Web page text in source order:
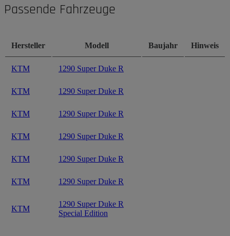
Passende Fahrzeuge
Hersteller Modell Baujahr Hinweis
KTM 1290 Super Duke R
KTM 1290 Super Duke R
KTM 1290 Super Duke R
KTM 1290 Super Duke R
KTM 1290 Super Duke R
KTM 1290 Super Duke R
KTM
1290 Super Duke R
Special Edition